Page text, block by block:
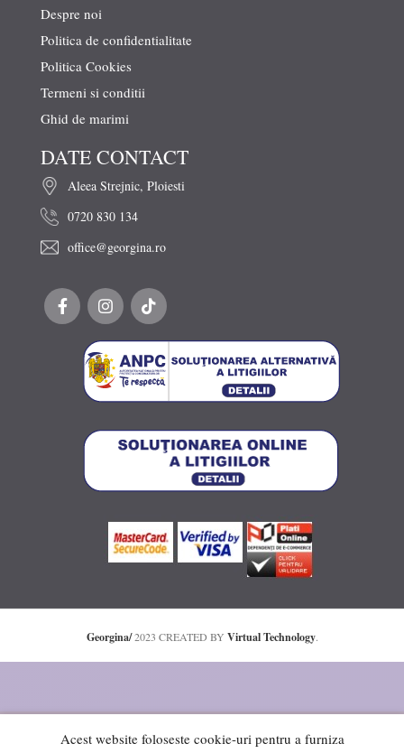
Despre noi
Politica de confidentialitate
Politica Cookies
Termeni si conditii
Ghid de marimi
DATE CONTACT
Aleea Strejnic, Ploiesti
0720 830 134
office@georgina.ro
Georgina/ 2023 CREATED BY Virtual Technology.
Acest website foloseste cookie-uri pentru a furniza